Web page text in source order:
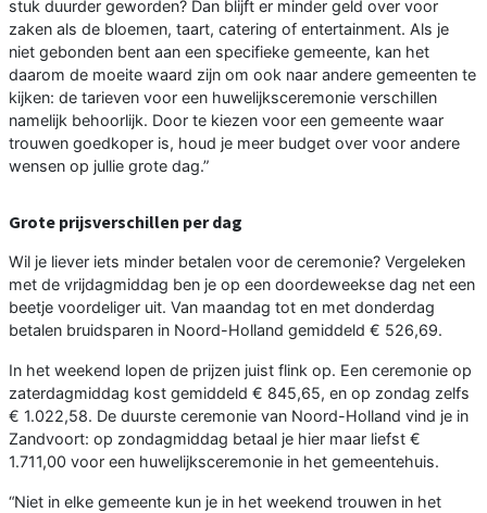
stuk duurder geworden? Dan blijft er minder geld over voor
zaken als de bloemen, taart, catering of entertainment. Als je
niet gebonden bent aan een specifieke gemeente, kan het
daarom de moeite waard zijn om ook naar andere gemeenten te
kijken: de tarieven voor een huwelijksceremonie verschillen
namelijk behoorlijk. Door te kiezen voor een gemeente waar
trouwen goedkoper is, houd je meer budget over voor andere
wensen op jullie grote dag.”
Grote prijsverschillen per dag
Wil je liever iets minder betalen voor de ceremonie? Vergeleken
met de vrijdagmiddag ben je op een doordeweekse dag net een
beetje voordeliger uit. Van maandag tot en met donderdag
betalen bruidsparen in Noord-Holland gemiddeld € 526,69.
In het weekend lopen de prijzen juist flink op. Een ceremonie op
zaterdagmiddag kost gemiddeld € 845,65, en op zondag zelfs
€ 1.022,58. De duurste ceremonie van Noord-Holland vind je in
Zandvoort: op zondagmiddag betaal je hier maar liefst €
1.711,00 voor een huwelijksceremonie in het gemeentehuis.
“Niet in elke gemeente kun je in het weekend trouwen in het